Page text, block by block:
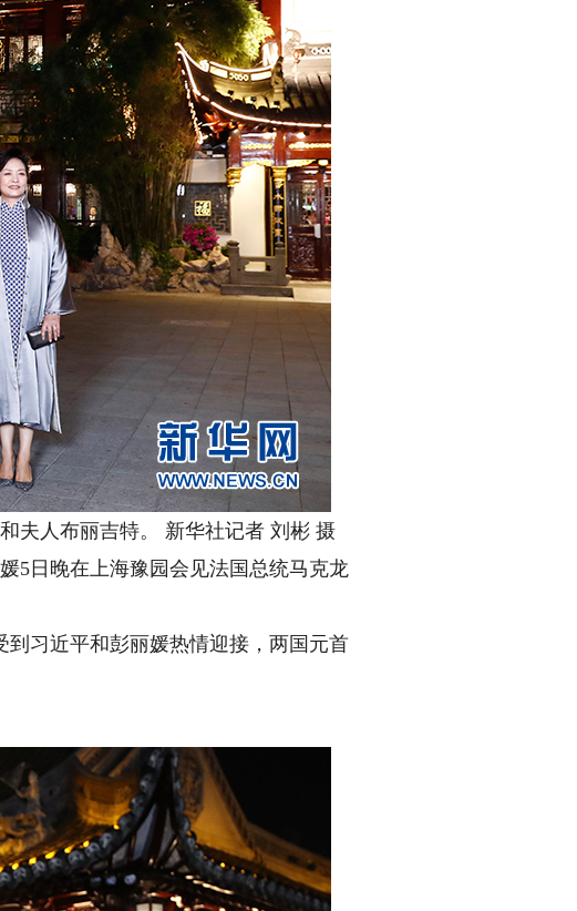
夫人布丽吉特。 新华社记者 刘彬 摄
日晚在上海豫园会见法国总统马克龙
习近平和彭丽媛热情迎接，两国元首